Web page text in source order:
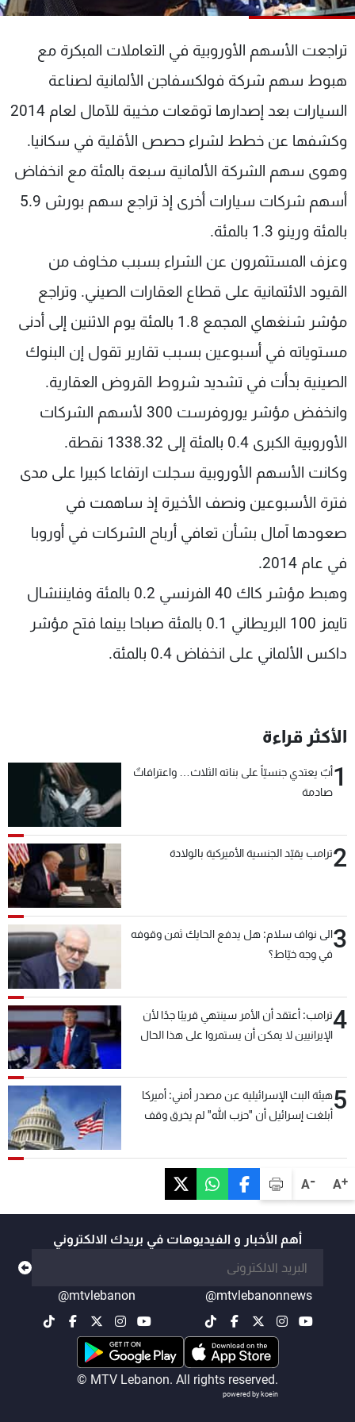
A+
A-
تراجعت الأسهم الأوروبية في التعاملات المبكرة مع
هبوط سهم شركة فولكسفاجن الألمانية لصناعة
السيارات بعد إصدارها توقعات مخيبة للآمال لعام 2014
وكشفها عن خطط لشراء حصص الأقلية في سكانيا.
وهوى سهم الشركة الألمانية سبعة بالمئة مع انخفاض
أسهم شركات سيارات أخرى إذ تراجع سهم بورش 5.9
بالمئة ورينو 1.3 بالمئة.
وعزف المستثمرون عن الشراء بسبب مخاوف من
القيود الائتمانية على قطاع العقارات الصيني. وتراجع
مؤشر شنغهاي المجمع 1.8 بالمئة يوم الاثنين إلى أدنى
مستوياته في أسبوعين بسبب تقارير تقول إن البنوك
الصينية بدأت في تشديد شروط القروض العقارية.
وانخفض مؤشر يوروفرست 300 لأسهم الشركات
الأوروبية الكبرى 0.4 بالمئة إلى 1338.32 نقطة.
وكانت الأسهم الأوروبية سجلت ارتفاعا كبيرا على مدى
فترة الأسبوعين ونصف الأخيرة إذ ساهمت في
صعودها آمال بشأن تعافي أرباح الشركات في أوروبا
في عام 2014.
وهبط مؤشر كاك 40 الفرنسي 0.2 بالمئة وفايننشال
تايمز 100 البريطاني 0.1 بالمئة صباحا بينما فتح مؤشر
داكس الألماني على انخفاض 0.4 بالمئة.
الأكثر قراءة
1أبٌ يعتدي جنسيّاً على بناته الثلاث… واعترافاتٌ
صادمة
2ترامب يقيّد الجنسية الأميركية بالولادة
3الى نواف سلام: هل يدفع الحايك ثمن وقوفه
في وجه خيّاط؟
4ترامب: أعتقد أن الأمر سينتهي قريبًا جدًا لأن
الإيرانيين لا يمكن أن يستمروا على هذا الحال
5هيئة البث الإسرائيلية عن مصدر أمني: أميركا
أبلغت إسرائيل أن "حزب الله" لم يخرق وقف
عدم التصعيد خشية أن يؤثر ذلك على مفاوضات
أهم الأخبار و الفيديوهات في بريدك الالكتروني
@mtvlebanonnews
@mtvlebanon
© MTV Lebanon. All rights reserved.
powered by koein
شاهد البرامج
عن MTV
الإنـتـاج
لاعلاناتكم
وظائف
تواصل معنا
سياسة الخصوصية